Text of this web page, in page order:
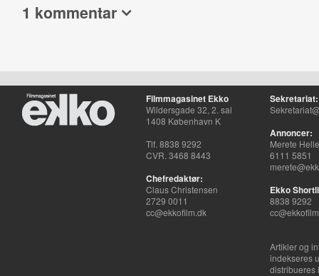
1 kommentar
Filmmagasinet Ekko
Wildersgade 32, 2. sal
1408 København K
Tlf. 8838 9292
CVR. 3468 8443
Chefredaktør:
Claus Christensen
2729 0011
cc@ekkofilm.dk
Sekretariat:
Annoncer:
Merete
6111 5851
Ekko
8838 9292
Artikler og
indekseres
distribueres